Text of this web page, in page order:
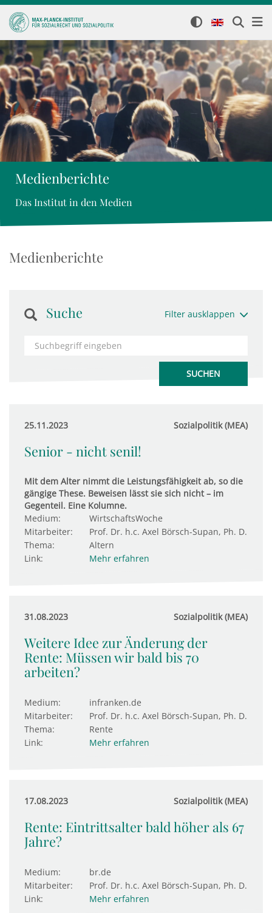
Medienberichte
Das Institut in den Medien
Medienberichte
Suche Filter ausklappen
25.11.2023 Sozialpolitik (MEA)
Senior - nicht senil!
Mit dem Alter nimmt die Leistungsfähigkeit ab, so die
gängige These. Beweisen lässt sie sich nicht – im
Gegenteil. Eine Kolumne.
Medium:
WirtschaftsWoche
Mitarbeiter:
Prof. Dr. h.c. Axel Börsch-Supan, Ph. D.
Thema:
Altern
Link:
Mehr erfahren
31.08.2023 Sozialpolitik (MEA)
Weitere Idee zur Änderung der
Rente: Müssen wir bald bis 70
arbeiten?
Medium:
infranken.de
Mitarbeiter:
Prof. Dr. h.c. Axel Börsch-Supan, Ph. D.
Thema:
Rente
Link:
Mehr erfahren
17.08.2023 Sozialpolitik (MEA)
Rente: Eintrittsalter bald höher als 67
Jahre?
Medium:
br.de
Mitarbeiter:
Prof. Dr. h.c. Axel Börsch-Supan, Ph. D.
Link:
Mehr erfahren